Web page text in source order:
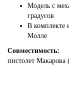
Модель с
градусов
В комплекте
Молле
Совместимость:
пистолет